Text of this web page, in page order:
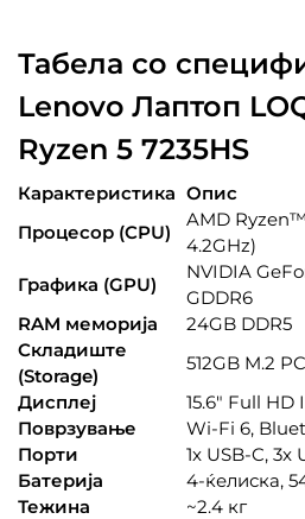
Табела со
Lenovo Лаптоп
Ryzen 5 7235HS
Карактеристика Опис
Процесор (CPU)
AMD
4.2GHz)
Графика (GPU)
NVIDIA
GDDR6
RAM меморија
24GB DDR5
Складиште
(Storage)
512GB M.2
Дисплеј
15.6″ Full HD
Поврзување
Wi-Fi 6,
Порти
1x USB-C, 3x
Батерија
4-ќелиска,
Тежина
~2.4 кг